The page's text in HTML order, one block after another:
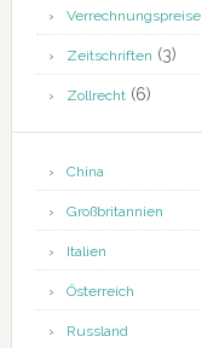
Verrechnungspreise
Zeitschriften (3)
Zollrecht(6)
China
Großbritannien
Italien
Österreich
Russland